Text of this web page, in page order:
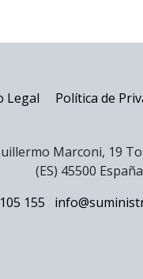
Legal
Política de
Marconi, 19
(ES) 45500 España
155